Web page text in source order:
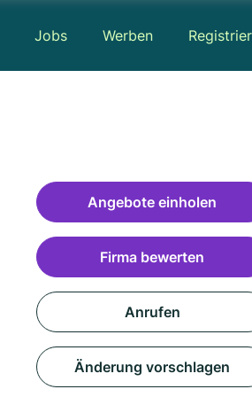
Jobs Werben
Angebote einholen
Firma bewerten
Anrufen
Änderung vorschlagen